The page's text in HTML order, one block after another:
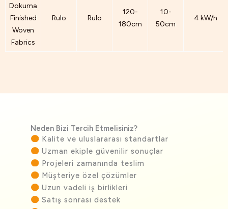
Dokuma
Finished
Woven
Fabrics
Rulo Rulo
120-
180cm
10-
50cm
4 kW/h
Neden Bizi Tercih Etmelisiniz?
Kalite ve uluslararası standartlar
Uzman ekiple güvenilir sonuçlar
Projeleri zamanında teslim
Müşteriye özel çözümler
Uzun vadeli iş birlikleri
Satış sonrası destek